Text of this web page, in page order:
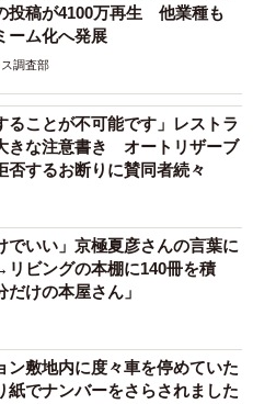
投稿が4100万再生 他業種も
ーム化へ発展
調査部
ることが不可能です」レストラ
きな注意書き オートリザーブ
否するお断りに賛同者続々
でいい」京極夏彦さんの言葉に
ビングの本棚に140冊を積
けの本屋さん」
ン敷地内に度々車を停めていた
でナンバーをさらされました